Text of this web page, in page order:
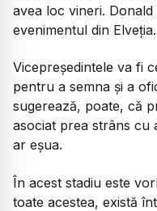
avea loc vineri.
evenimentul din Elveția.
Vicepreședintele va fi
pentru a semna și a
sugerează, poate, că
asociat prea strâns cu
ar eșua.
În acest stadiu este
toate acestea, există